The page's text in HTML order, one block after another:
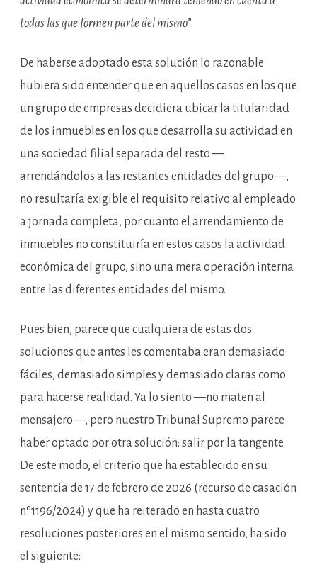
todas las que formen parte del mismo”.
De haberse adoptado esta solución lo razonable
hubiera sido entender que en aquellos casos en los que
un grupo de empresas decidiera ubicar la titularidad
de los inmuebles en los que desarrolla su actividad en
una sociedad filial separada del resto —
arrendándolos a las restantes entidades del grupo—,
no resultaría exigible el requisito relativo al empleado
a jornada completa, por cuanto el arrendamiento de
inmuebles no constituiría en estos casos la actividad
económica del grupo, sino una mera operación interna
entre las diferentes entidades del mismo.
Pues bien, parece que cualquiera de estas dos
soluciones que antes les comentaba eran demasiado
fáciles, demasiado simples y demasiado claras como
para hacerse realidad. Ya lo siento —no maten al
mensajero—, pero nuestro Tribunal Supremo parece
haber optado por otra solución: salir por la tangente.
De este modo, el criterio que ha establecido en su
sentencia de 17 de febrero de 2026 (recurso de casación
nº1196/2024) y que ha reiterado en hasta cuatro
resoluciones posteriores en el mismo sentido, ha sido
el siguiente: